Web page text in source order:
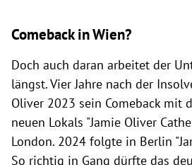
Comeback in Wien?
Doch auch daran arbeitet der
längst. Vier Jahre nach der
Oliver 2023 sein Comeback mit
neuen Lokals "Jamie Oliver
London. 2024 folgte in Berlin
So richtig in Gang dürfte das